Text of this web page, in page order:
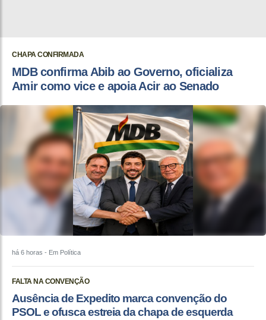
CHAPA CONFIRMADA
MDB confirma Abib ao Governo, oficializa
Amir como vice e apoia Acir ao Senado
há 6 horas - Em Política
FALTA NA CONVENÇÃO
Ausência de Expedito marca convenção do
PSOL e ofusca estreia da chapa de esquerda